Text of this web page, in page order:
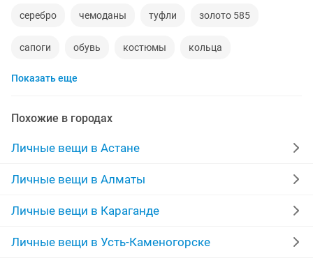
серебро чемоданы туфли золото 585
сапоги обувь костюмы кольца
норковые шубы новые
инвалидные коляски
золотые цепочки свадебное платье
серьги золотые сумка
Показать еще
Похожие в городах
Личные вещи в Астане
Личные вещи в Алматы
Личные вещи в Караганде
Личные вещи в Усть-Каменогорске